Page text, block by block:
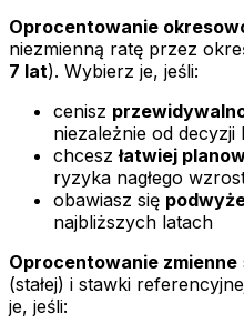
Oprocentowanie
niezmienną ratę przez
7 lat). Wybierz je, jeśli:
cenisz
niezależnie od decyzji
chceszłatwiej
ryzyka nagłego
obawiasz się
najbliższych latach
Oprocentowanie zmienne
(stałej) i stawki
je, jeśli: